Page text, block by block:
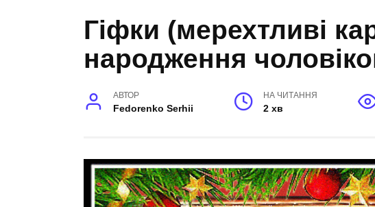
Гіфки (мерехтливі
народження
АВТОР
Fedorenko Serhii
НА ЧИТАННЯ
2 хв